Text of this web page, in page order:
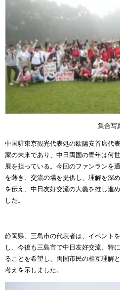
集合写
中国駐東京観光代表処の欧陽安首席代
家の未来であり、中日両国の青年は何
展を担っている。今回のファンランを
を蒔き、交流の場を提供し、理解を深
を伝え、中日友好交流の大義を推し進
した。
静岡県、三島市の代表者は、イベント
し、今後も三島市で中日友好交流、特
ることを希望し、両国市民の相互理解
考えを示しました。